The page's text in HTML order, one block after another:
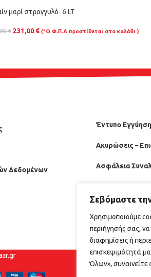
Σεβόμαστε
Χρησιμοποιούμε
περιήγησής σας,
διαφημίσεις ή
επισκεψιμότητά
Όλων»,
μαρί στρογγυλό- 6 LT
€ 231,00 € (*Ο Φ.Π.Α προστίθεται στο καλάθι )
Δεδομένων
Έντυπο
Ακυρώσεις –
Ασφάλεια